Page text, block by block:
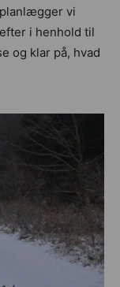
vi
i henhold til
og klar på, hvad